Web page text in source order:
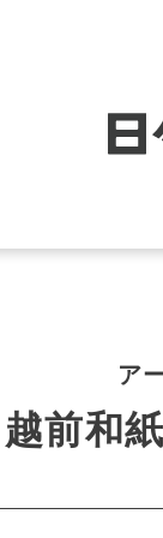
ア
前和